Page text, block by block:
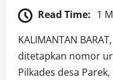
Read Time: 1
KALIMANTAN
ditetapkan nomor
Pilkades desa